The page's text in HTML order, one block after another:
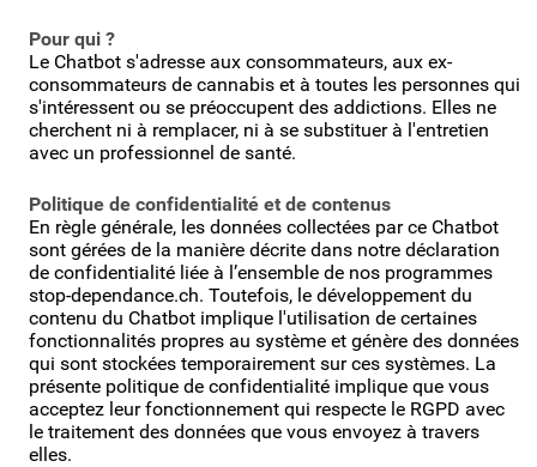
Pour qui ?
Le Chatbot s'adresse aux consommateurs, aux ex-
consommateurs de cannabis et à toutes les personnes qui
s'intéressent ou se préoccupent des addictions. Elles ne
cherchent ni à remplacer, ni à se substituer à l'entretien
avec un professionnel de santé.
Politique de confidentialité et de contenus
En règle générale, les données collectées par ce Chatbot
sont gérées de la manière décrite dans notre déclaration
de confidentialité liée à l’ensemble de nos programmes
stop-dependance.ch. Toutefois, le développement du
contenu du Chatbot implique l'utilisation de certaines
fonctionnalités propres au système et génère des données
qui sont stockées temporairement sur ces systèmes. La
présente politique de confidentialité implique que vous
acceptez leur fonctionnement qui respecte le RGPD avec
le traitement des données que vous envoyez à travers
elles.